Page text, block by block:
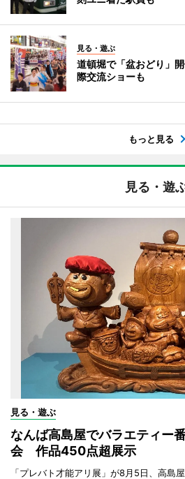
見る・遊ぶ
道頓堀で「盆おどり」
際交流ショーも
もっと見る
見る・遊
見る・遊ぶ
なんば高島屋でバラエティー
会 作品450点超展示
「プレバト才能アリ展」が8月5日、高島